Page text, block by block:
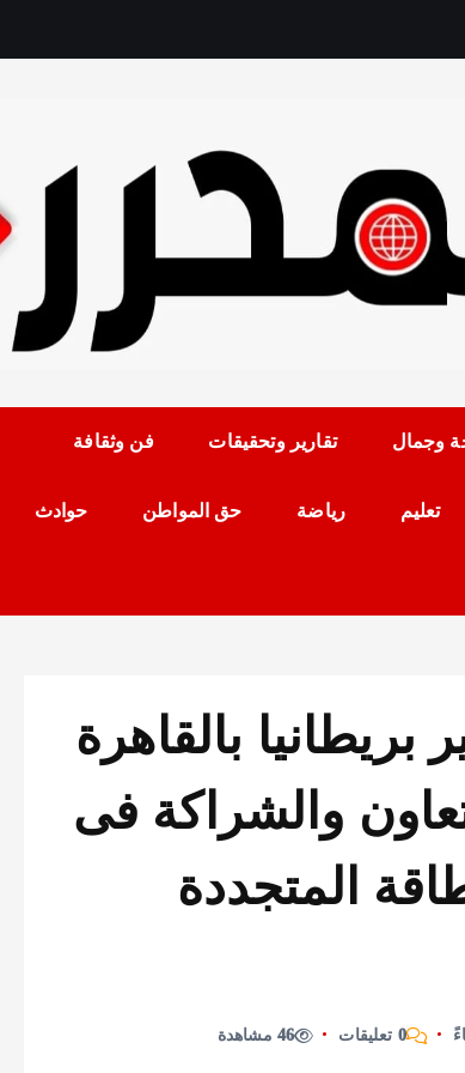
حلمي رئيس
وجمال تقارير وتحقيقات فن وثقافة
تعليم رياضة حق المواطن حوادث
بالقاهرة
والشراكة فى
المتجددة
0 تعليقات 46 مشاهدة